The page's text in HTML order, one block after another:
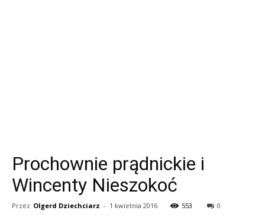
Prochownie prądnickie i
Wincenty Nieszokoć
Przez Olgerd Dziechciarz - 1 kwietnia 2016 553 0